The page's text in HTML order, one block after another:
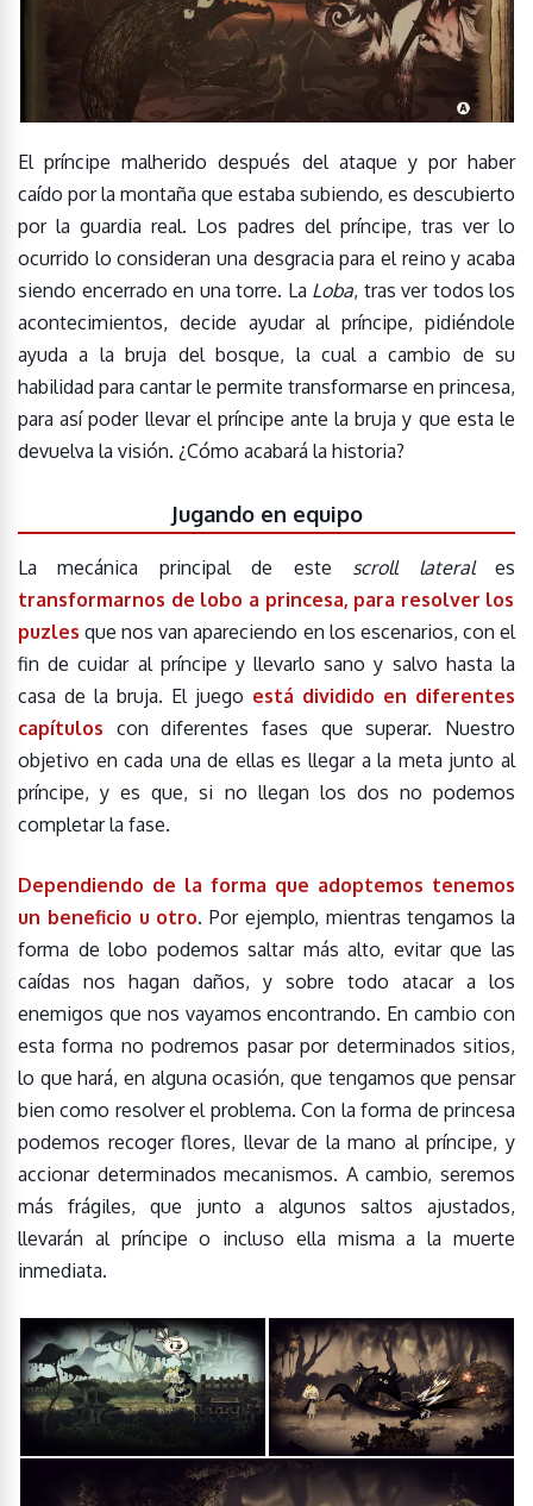
El príncipe malherido después del ataque y por haber
caído por la montaña que estaba subiendo, es descubierto
por la guardia real. Los padres del príncipe, tras ver lo
ocurrido lo consideran una desgracia para el reino y acaba
siendo encerrado en una torre. La Loba, tras ver todos los
acontecimientos, decide ayudar al príncipe, pidiéndole
ayuda a la bruja del bosque, la cual a cambio de su
habilidad para cantar le permite transformarse en princesa,
para así poder llevar el príncipe ante la bruja y que esta le
devuelva la visión. ¿Cómo acabará la historia?
Jugando en equipo
La mecánica principal de este scroll laterales
transformarnos de lobo a princesa, para resolver los
puzlesque nos van apareciendo en los escenarios, con el
fin de cuidar al príncipe y llevarlo sano y salvo hasta la
casa de la bruja. El juego está dividido en diferentes
capítulos con diferentes fases que superar. Nuestro
objetivo en cada una de ellas es llegar a la meta junto al
príncipe, y es que, si no llegan los dos no podemos
completar la fase.
Dependiendo de la forma que adoptemos tenemos
un beneficio u otro. Por ejemplo, mientras tengamos la
forma de lobo podemos saltar más alto, evitar que las
caídas nos hagan daños, y sobre todo atacar a los
enemigos que nos vayamos encontrando. En cambio con
esta forma no podremos pasar por determinados sitios,
lo que hará, en alguna ocasión, que tengamos que pensar
bien como resolver el problema. Con la forma de princesa
podemos recoger flores, llevar de la mano al príncipe, y
accionar determinados mecanismos. A cambio, seremos
más frágiles, que junto a algunos saltos ajustados,
llevarán al príncipe o incluso ella misma a la muerte
inmediata.